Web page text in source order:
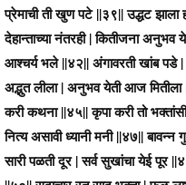
प्रेमाची ती खुण पटे ||३९|| उद्धट
देहान्ताच्या नंतरही | कितीजना
आश्चर्य भले ||४२|| अंगावरती खांब पडे |
अद्भुत लीला | अनुभव येती आज
करी कथना ||४५|| कृपा करी तो
नित्य असावी ध्यानी मनी ||४७||
सारी पळती दूर | सर्व सुखांचा येई पूर